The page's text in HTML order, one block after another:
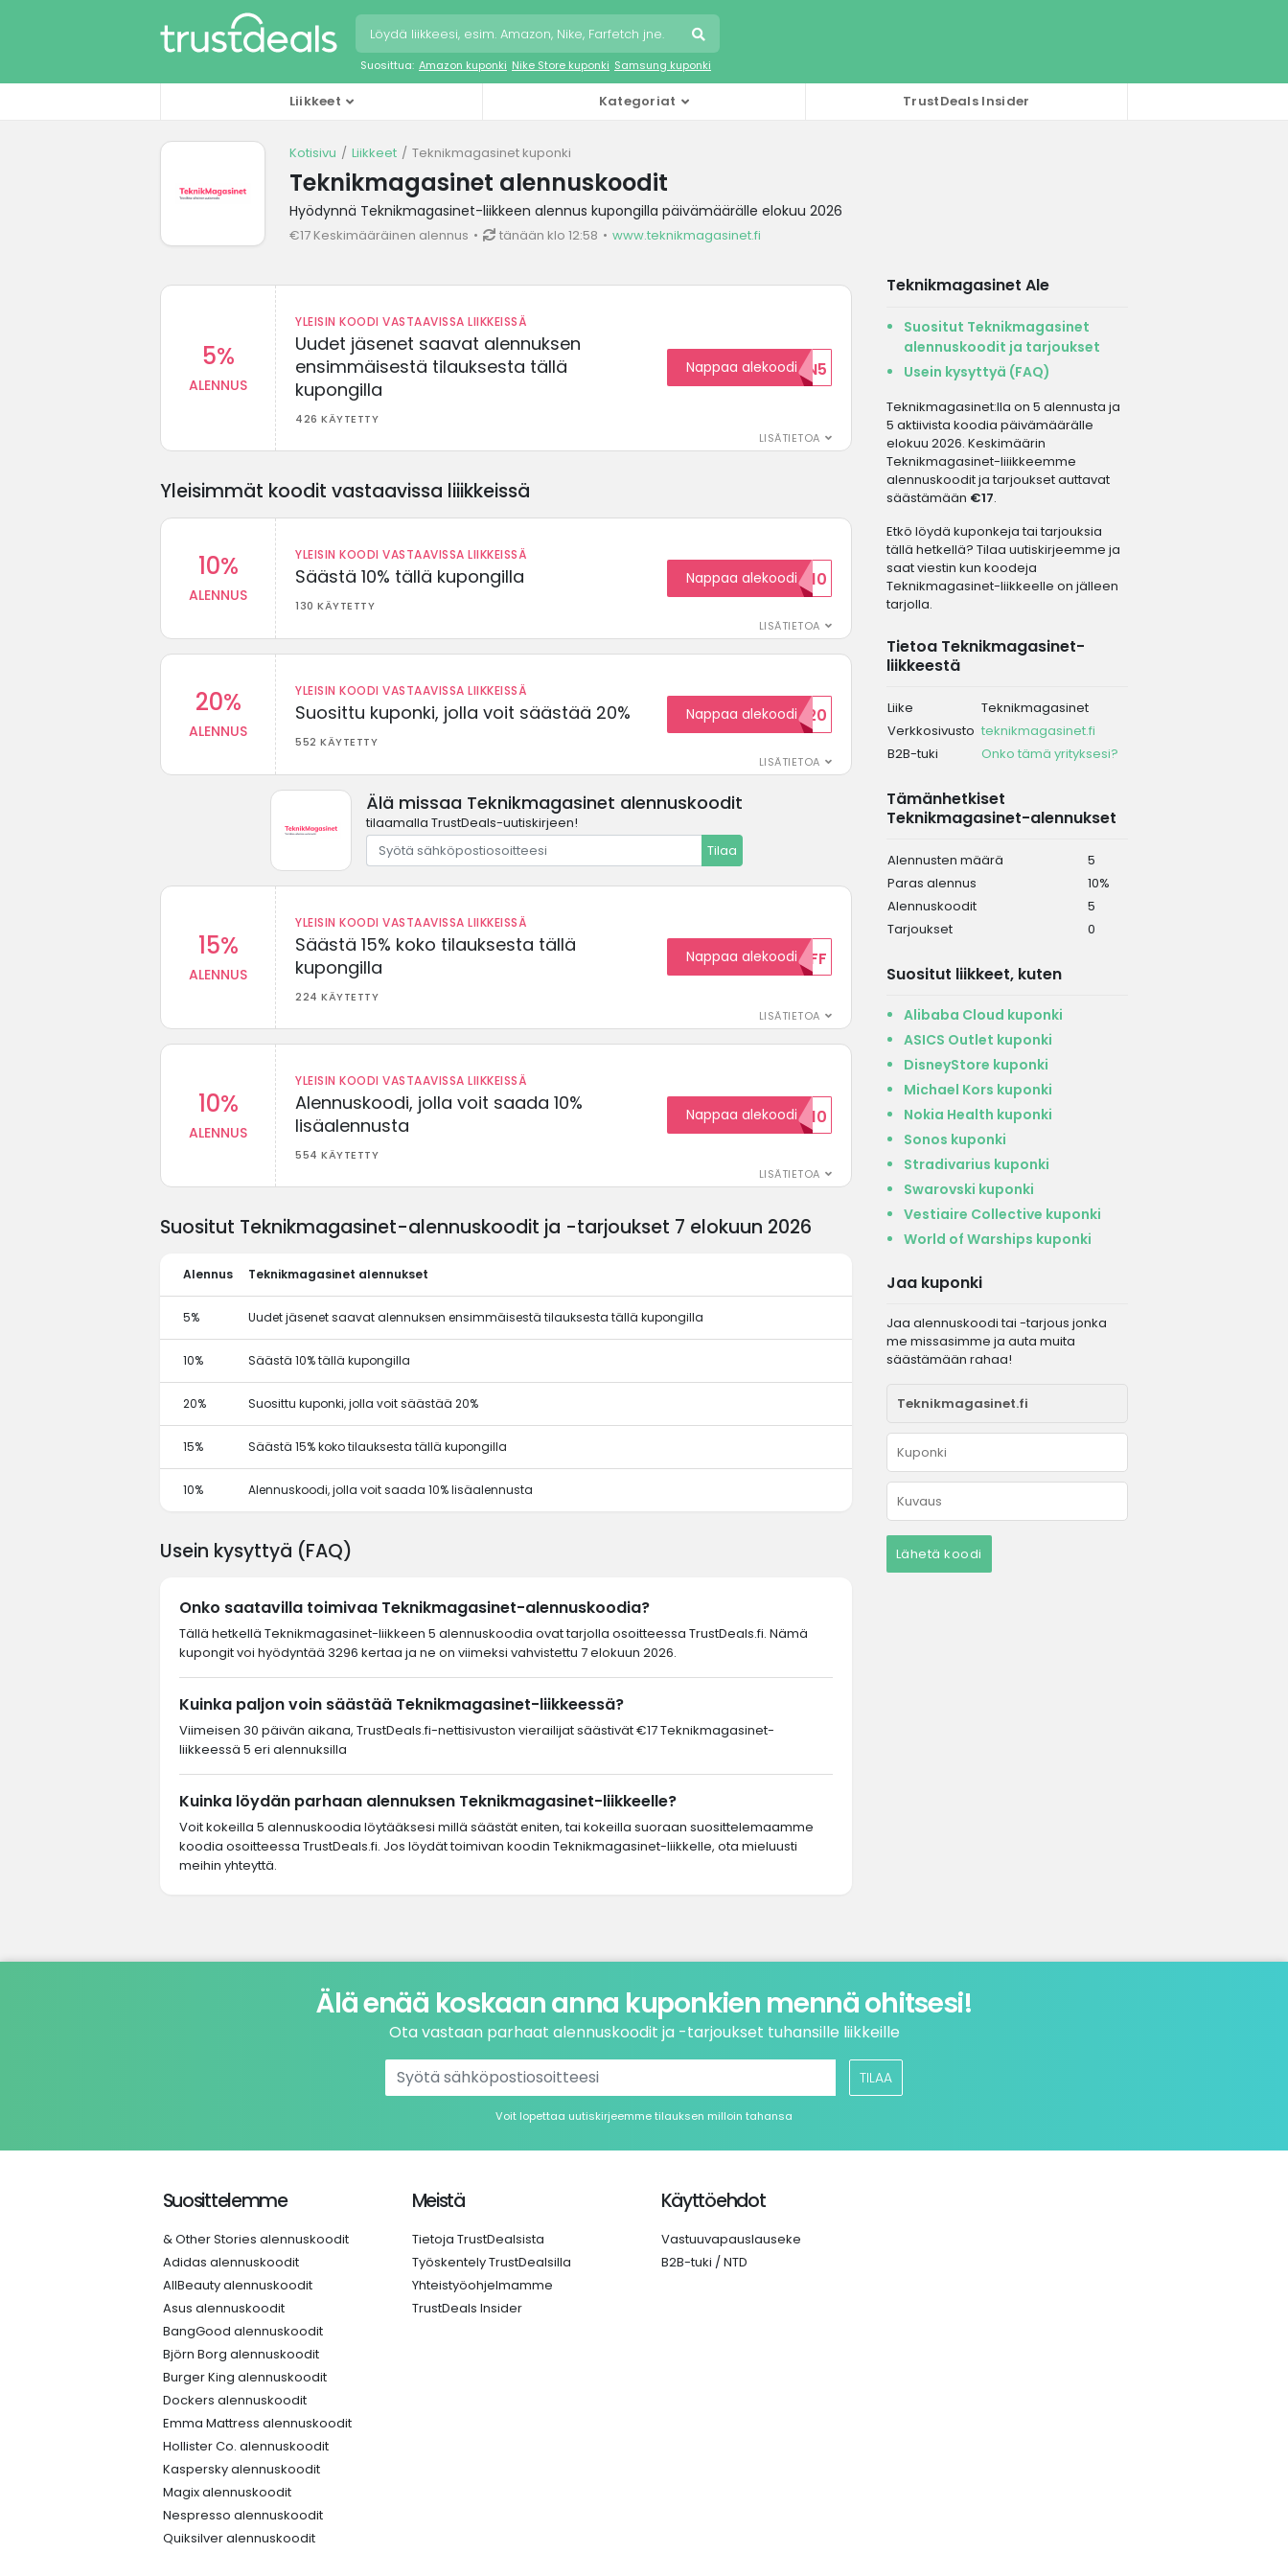
Suosittua: Amazon kuponki Nike Store kuponki Samsung kuponki
Liikkeet Kategoriat TrustDeals Insider
Kotisivu Liikkeet Teknikmagasinet kuponki
Teknikmagasinet alennuskoodit
Hyödynnä Teknikmagasinet-liikkeen alennus kupongilla päivämäärälle elokuu 2026
€17 Keskimääräinen alennus tänään klo 12:58 www.teknikmagasinet.fi
5%
ALENNUS
YLEISIN KOODI VASTAAVISSA LIIKKEISSÄ
Uudet jäsenet saavat alennuksen
ensimmäisestä tilauksesta tällä
kupongilla
426 KÄYTETTY
LISÄTIETOA
Nappaa alekoodi
ALENNUKSEN5
Yleisimmät koodit vastaavissa liiikkeissä
10%
ALENNUS
YLEISIN KOODI VASTAAVISSA LIIKKEISSÄ
Säästä 10% tällä kupongilla
130 KÄYTETTY
LISÄTIETOA
Nappaa alekoodi
KOODID10
20%
ALENNUS
YLEISIN KOODI VASTAAVISSA LIIKKEISSÄ
Suosittu kuponki, jolla voit säästää 20%
552 KÄYTETTY
LISÄTIETOA
Nappaa alekoodi
WELCOME20
Älä missaa Teknikmagasinet alennuskoodit
tilaamalla TrustDeals-uutiskirjeen!
Tilaa
15%
ALENNUS
YLEISIN KOODI VASTAAVISSA LIIKKEISSÄ
Säästä 15% koko tilauksesta tällä
kupongilla
224 KÄYTETTY
LISÄTIETOA
Nappaa alekoodi15OFF
10%
ALENNUS
YLEISIN KOODI VASTAAVISSA LIIKKEISSÄ
Alennuskoodi, jolla voit saada 10%
lisäalennusta
554 KÄYTETTY
LISÄTIETOA
Nappaa alekoodi
ALENNUSKOODID10
Teknikmagasinet Ale
Suositut Teknikmagasinet
alennuskoodit ja tarjoukset
Usein kysyttyä (FAQ)
Teknikmagasinet:lla on 5 alennusta ja
5 aktiivista koodia päivämäärälle
elokuu 2026. Keskimäärin
Teknikmagasinet-liiikkeemme
alennuskoodit ja tarjoukset auttavat
säästämään €17.
Etkö löydä kuponkeja tai tarjouksia
tällä hetkellä? Tilaa uutiskirjeemme ja
saat viestin kun koodeja
Teknikmagasinet-liikkeelle on jälleen
tarjolla.
Tietoa Teknikmagasinet-
liikkeestä
Liike
Teknikmagasinet
Verkkosivusto teknikmagasinet.fi
B2B-tuki
Onko tämä yrityksesi?
Tämänhetkiset
Teknikmagasinet-alennukset
Alennusten määrä
5
Paras alennus
10%
Alennuskoodit
5
Tarjoukset
0
Suositut liikkeet, kuten
Alibaba Cloud kuponki
ASICS Outlet kuponki
DisneyStore kuponki
Michael Kors kuponki
Nokia Health kuponki
Sonos kuponki
Stradivarius kuponki
Swarovski kuponki
Vestiaire Collective kuponki
World of Warships kuponki
Jaa kuponki
Jaa alennuskoodi tai -tarjous jonka
me missasimme ja auta muita
säästämään rahaa!
Lähetä koodi
Suositut Teknikmagasinet-alennuskoodit ja -tarjoukset 7 elokuun 2026
Alennus Teknikmagasinet alennukset
5% Uudet jäsenet saavat alennuksen ensimmäisestä tilauksesta tällä kupongilla
10% Säästä 10% tällä kupongilla
20% Suosittu kuponki, jolla voit säästää 20%
15% Säästä 15% koko tilauksesta tällä kupongilla
10% Alennuskoodi, jolla voit saada 10% lisäalennusta
Usein kysyttyä (FAQ)
Onko saatavilla toimivaa Teknikmagasinet-alennuskoodia?
Tällä hetkellä Teknikmagasinet-liikkeen 5 alennuskoodia ovat tarjolla osoitteessa TrustDeals.fi. Nämä
kupongit voi hyödyntää 3296 kertaa ja ne on viimeksi vahvistettu 7 elokuun 2026.
Kuinka paljon voin säästää Teknikmagasinet-liikkeessä?
Viimeisen 30 päivän aikana, TrustDeals.fi-nettisivuston vierailijat säästivät €17 Teknikmagasinet-
liikkeessä 5 eri alennuksilla
Kuinka löydän parhaan alennuksen Teknikmagasinet-liikkeelle?
Voit kokeilla 5 alennuskoodia löytääksesi millä säästät eniten, tai kokeilla suoraan suosittelemaamme
koodia osoitteessa TrustDeals.fi. Jos löydät toimivan koodin Teknikmagasinet-liikkelle, ota mieluusti
meihin yhteyttä.
Älä enää koskaan anna kuponkien mennä ohitsesi!
Ota vastaan parhaat alennuskoodit ja -tarjoukset tuhansille liikkeille
TILAA
Voit lopettaa uutiskirjeemme tilauksen milloin tahansa
Suosittelemme
& Other Stories alennuskoodit
Adidas alennuskoodit
AllBeauty alennuskoodit
Asus alennuskoodit
BangGood alennuskoodit
Björn Borg alennuskoodit
Burger King alennuskoodit
Dockers alennuskoodit
Emma Mattress alennuskoodit
Hollister Co. alennuskoodit
Kaspersky alennuskoodit
Magix alennuskoodit
Nespresso alennuskoodit
Quiksilver alennuskoodit
Meistä
Tietoja TrustDealsista
Työskentely TrustDealsilla
Yhteistyöohjelmamme
TrustDeals Insider
Käyttöehdot
Vastuuvapauslauseke
B2B-tuki / NTD